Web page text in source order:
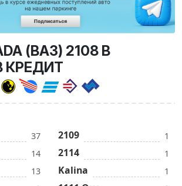
(ВАЗ) 2108 В
КРЕДИТ
37
14
13
2109 1
2114 1
Kalina 1